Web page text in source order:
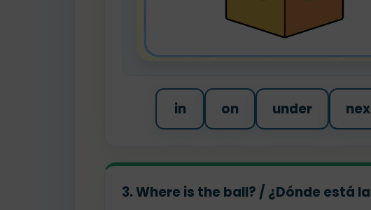
in on under
3. Where is the ball? / ¿Dónde está